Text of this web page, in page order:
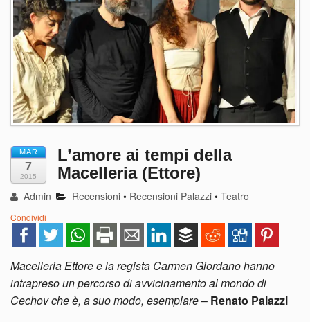
MAR
7
2015
L’amore ai tempi della
Macelleria (Ettore)
Admin Recensioni • Recensioni Palazzi •Teatro
Condividi
Macelleria Ettore e la regista Carmen Giordano hanno
intrapreso un percorso di avvicinamento al mondo di
Cechov che è, a suo modo, esemplare– Renato Palazzi